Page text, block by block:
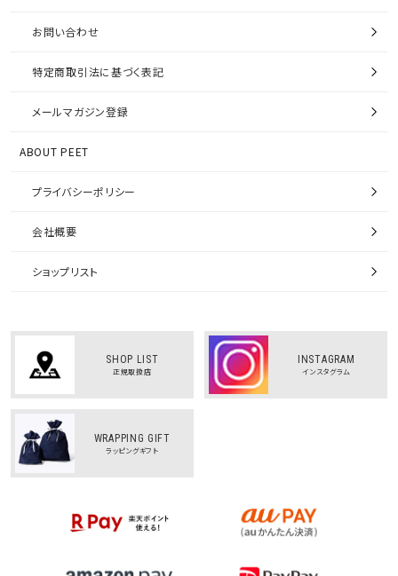
お問い合わせ
特定商取引法に基づく表記
メールマガジン登録
ABOUT PEET
プライバシーポリシー
会社概要
ショップリスト
SHOP LIST
正規取扱店
INSTAGRAM
インスタグラム
WRAPPING GIFT
ラッピングギフト